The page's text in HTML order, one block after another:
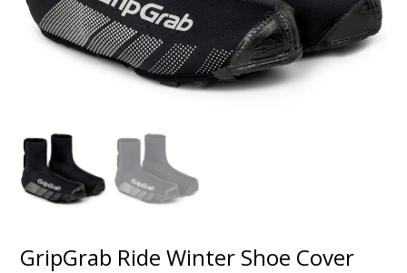
GripGrab Ride Winter Shoe Cover